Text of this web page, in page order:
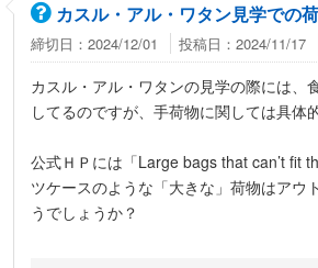
カスル・アル・ワタン見学での
締切日：2024/12/01 投稿日：2024/11/17
カスル・アル・ワタンの見学の際には、
してるのですが、手荷物に関しては具体
公式ＨＰには「Large bags that can’t fit
ツケースのような「大きな」荷物はアウ
うでしょうか？